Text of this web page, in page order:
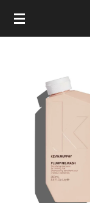
Ga
direct